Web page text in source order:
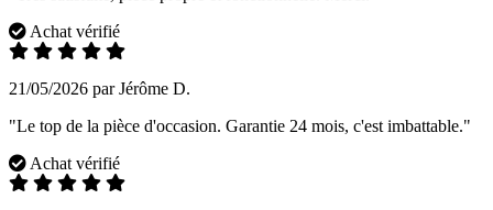
Achat vérifié
21/05/2026 par Jérôme D.
"Le top de la pièce d'occasion. Garantie 24 mois, c'est imbattable."
Achat vérifié